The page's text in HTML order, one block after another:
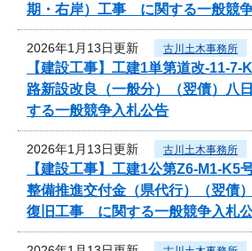
期・右岸）工事 に関する一般競
2026年1月13日更新 古川土木事務所
【建設工事】工建1単第道改-11-
路新設改良（一般分）（翌債）八
する一般競争入札公告
2026年1月13日更新 古川土木事務所
【建設工事】工建1公第Z6-M1-
整備推進交付金（県代行）（翌債
復旧工事 に関する一般競争入札